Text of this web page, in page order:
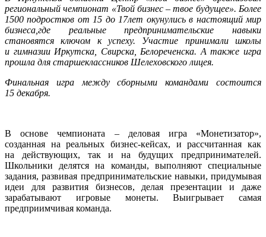
региональный чемпионат «Твой бизнес – твое будущее». Более
1500 подростков от 15 до 17лет окунулисьв настоящий мир
бизнеса, где реальные предпринимательские навыки
становятся ключом к успеху. Участие принимали школы
и гимназии Иркутска, Свирска, Белореченска. А также игра
прошла для старшеклассников Шелеховского лицея.
Финальная игра между сборными командами состоится
15 декабря.
В основе чемпионата – деловая игра «Монетизатор»,
созданная на реальных бизнес-кейсах, и рассчитанная как
на действующих, так и на будущих предпринимателей.
Школьники делятся на команды, выполняют специальные
задания, развивая предпринимательские навыки, придумывая
идеи для развития бизнесов, делая презентации и даже
зарабатывают игровые монеты. Выигрывает самая
предприимчивая команда.